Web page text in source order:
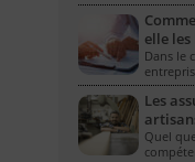
elle
Dans le
Les
Quel